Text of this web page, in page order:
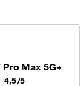
Pro Max 5G+
Note
4,5/5